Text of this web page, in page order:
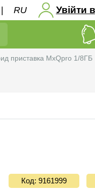
| RU Увійти
приставка MxQpro 1/8ГБ
Код: 9161999